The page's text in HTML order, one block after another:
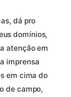
dá pro
domínios,
atenção em
imprensa
em cima do
de campo,